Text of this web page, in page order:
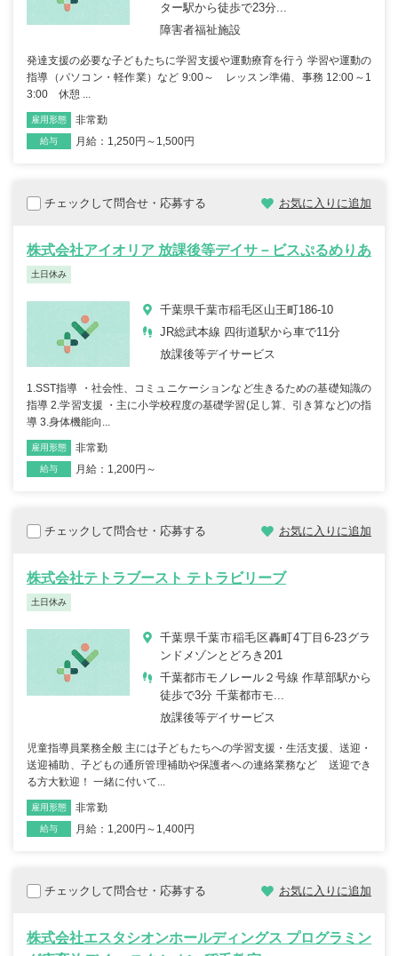
ター駅から徒歩で23分...
障害者福祉施設
発達支援の必要な子どもたちに学習支援や運動療育を行う 学習や運動の
指導（パソコン・軽作業）など 9:00～ レッスン準備、事務 12:00～1
3:00 休憩 ...
職種
雇用形態 非常勤
給与 月給：1,250円～1,500円
チェックして問合せ・応募する お気に入りに追加
株式会社アイオリア 放課後等デイサ－ビスぷるめりあ
土日休み
千葉県千葉市稲毛区山王町186-10
JR総武本線 四街道駅から車で11分
放課後等デイサービス
1.SST指導 ・社会性、コミュニケーションなど生きるための基礎知識の
指導 2.学習支援 ・主に小学校程度の基礎学習(足し算、引き算など)の指
導 3.身体機能向...
職種
雇用形態 非常勤
給与 月給：1,200円～
チェックして問合せ・応募する お気に入りに追加
株式会社テトラブースト テトラビリーブ
土日休み
千葉県千葉市稲毛区轟町4丁目6-23グラ
ンドメゾンとどろき201
千葉都市モノレール２号線 作草部駅から
徒歩で3分 千葉都市モ...
放課後等デイサービス
児童指導員業務全般 主には子どもたちへの学習支援・生活支援、送迎・
送迎補助、子どもの通所管理補助や保護者への連絡業務など 送迎でき
る方大歓迎！ 一緒に付いて...
職種
雇用形態 非常勤
給与 月給：1,200円～1,400円
チェックして問合せ・応募する お気に入りに追加
株式会社エスタシオンホールディングス プログラミン